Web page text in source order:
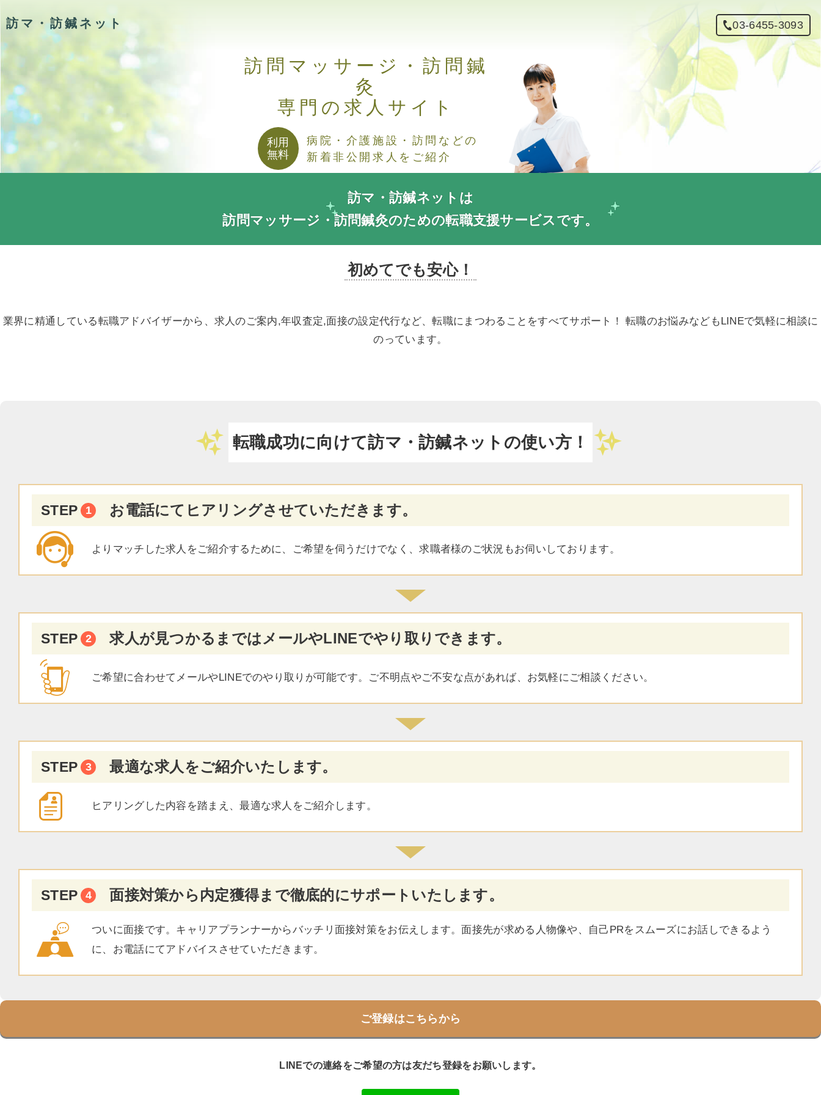
訪マ・訪鍼ネット 03-6455-3093
訪問マッサージ・訪問鍼
灸
専門の求人サイト
利用
無料
病院・介護施設・訪問などの
新着非公開求人をご紹介
訪マ・訪鍼ネットは
訪問マッサージ・訪問鍼灸のための転職支援サービスです。
初めてでも安心！
業界に精通している転職アドバイザーから、求人のご案内,年収査定,面接の設定代行など、転職にまつわることをすべてサポート！ 転職のお悩みなどもLINEで気軽に相談に
のっています。
転職成功に向けて訪マ・訪鍼ネットの使い方！
STEP お電話にてヒアリングさせていただきます。
よりマッチした求人をご紹介するために、ご希望を伺うだけでなく、求職者様のご状況もお伺いしております。
STEP 求人が見つかるまではメールやLINEでやり取りできます。
ご希望に合わせてメールやLINEでのやり取りが可能です。ご不明点やご不安な点があれば、お気軽にご相談ください。
STEP 最適な求人をご紹介いたします。
ヒアリングした内容を踏まえ、最適な求人をご紹介します。
STEP 面接対策から内定獲得まで徹底的にサポートいたします。
ついに面接です。キャリアプランナーからバッチリ面接対策をお伝えします。面接先が求める人物像や、自己PRをスムーズにお話しできるよう
に、お電話にてアドバイスさせていただきます。
ご登録はこちらから
LINEでの連絡をご希望の方は友だち登録をお願いします。